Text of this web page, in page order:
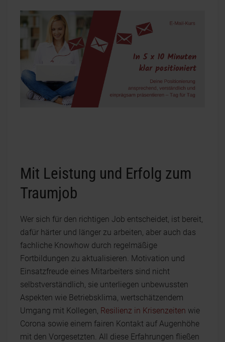
Mit Leistung und Erfolg zum
Traumjob
Wer sich für den richtigen Job entscheidet, ist bereit,
dafür härter und länger zu arbeiten, aber auch das
fachliche Knowhow durch regelmäßige
Fortbildungen zu aktualisieren. Motivation und
Einsatzfreude eines Mitarbeiters sind nicht
selbstverständlich, sie unterliegen unbewussten
Aspekten wie Betriebsklima, wertschätzendem
Umgang mit Kollegen, Resilienz in Krisenzeiten wie
Corona sowie einem fairen Kontakt auf Augenhöhe
mit den Vorgesetzten. All diese Erfahrungen fließen